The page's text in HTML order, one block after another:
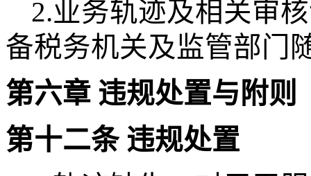
2.业务轨迹及相关审
备税务机关及监管部门
第六章 违规处置与附则
第十二条 违规处置